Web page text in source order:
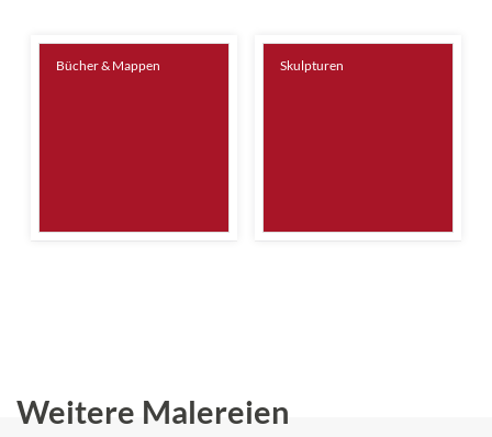
Bücher & Mappen Skulpturen
Weitere Malereien